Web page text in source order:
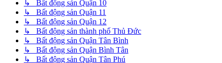
↳ Bất động sản Quận 10
↳ Bất động sản Quận 11
↳ Bất động sản Quận 12
↳ Bất động sản thành phố Thủ Đức
↳ Bất động sản Quận Tân Bình
↳ Bất động sản Quận Bình Tân
↳ Bất động sản Quận Tân Phú